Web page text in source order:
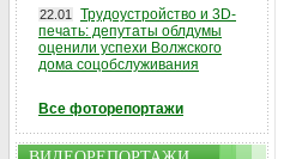
22.01
Трудоустройство и 3D-
печать: депутаты облдумы
оценили успехи Волжского
дома соцобслуживания
Все фоторепортажи